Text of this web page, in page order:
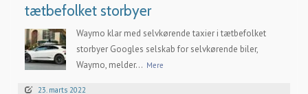
tætbefolket storbyer
Waymo klar med selvkørende taxier i tætbefolket
storbyer Googles selskab for selvkørende biler,
Waymo, melder... Mere
23. marts 2022